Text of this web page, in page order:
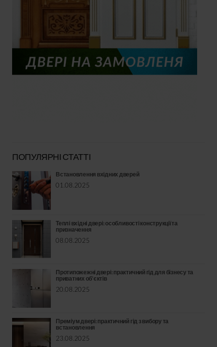
ПОПУЛЯРНІ СТАТТІ
Встановлення вхідних дверей
01.08.2025
Теплі вхідні двері: особливості конструкції та
призначення
08.08.2025
Протипожежні двері: практичний гід для бізнесу та
приватних об’єктів
20.08.2025
Преміум двері: практичний гід з вибору та
встановлення
23.08.2025